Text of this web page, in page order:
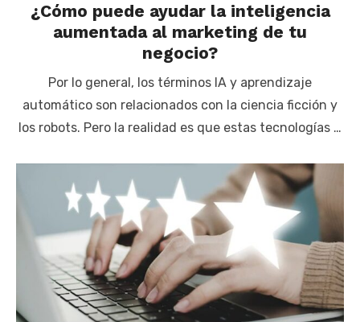
¿Cómo puede ayudar la inteligencia
aumentada al marketing de tu
negocio?
Por lo general, los términos IA y aprendizaje
automático son relacionados con la ciencia ficción y
los robots. Pero la realidad es que estas tecnologías …